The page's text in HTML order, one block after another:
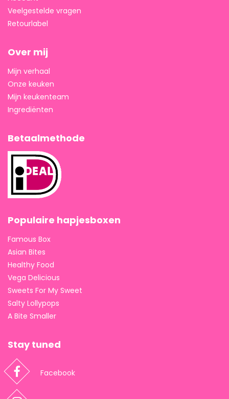
Veelgestelde vragen
Retourlabel
Over mij
Mijn verhaal
Onze keuken
Mijn keukenteam
Ingrediënten
Betaalmethode
Populaire hapjesboxen
Famous Box
Asian Bites
Healthy Food
Vega Delicious
Sweets For My Sweet
Salty Lollypops
A Bite Smaller
Stay tuned
Facebook